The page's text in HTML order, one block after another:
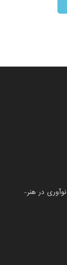
در هنر-